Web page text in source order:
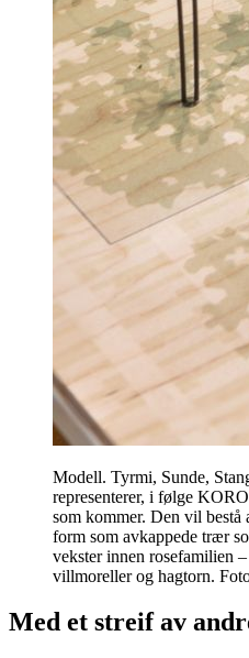
Modell. Tyrmi, Sunde,
representerer, i følge
som kommer. Den vil bestå
form som avkappede trær
vekster innen rosefamilien
villmoreller og hagtorn.
Med et streif av